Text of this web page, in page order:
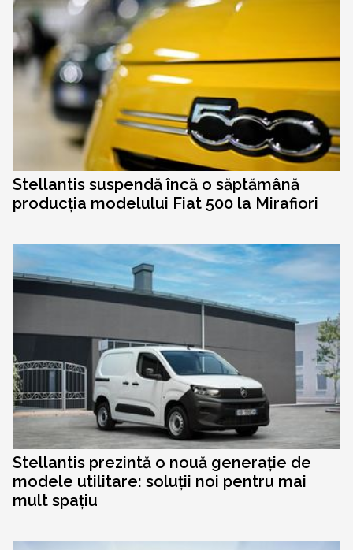
Stellantis suspendă încă o săptămână
producția modelului Fiat 500 la Mirafiori
Stellantis prezintă o nouă generație de
modele utilitare: soluții noi pentru mai
mult spațiu